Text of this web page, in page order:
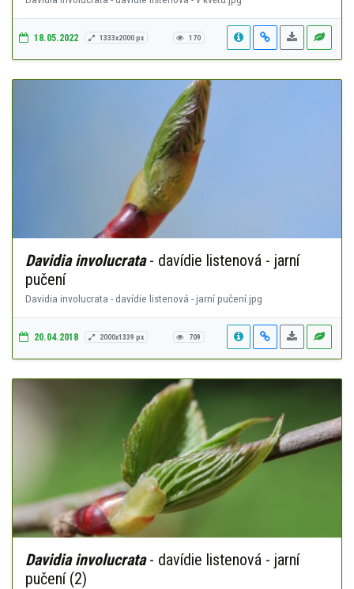
18.05.2022 1333x2000 px 170
Davidia involucrata- davídie listenová - jarní
pučení
Davidia involucrata - davídie listenová - jarní pučení.jpg
20.04.2018 2000x1339 px 709
Davidia involucrata- davídie listenová - jarní
pučení (2)